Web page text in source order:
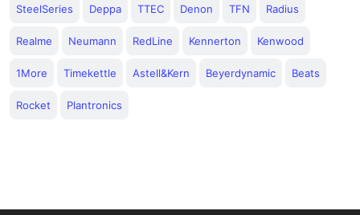
SteelSeries Deppa TTEC Denon TFN Radius
Realme Neumann RedLine Kennerton Kenwood
1More Timekettle Astell&Kern Beyerdynamic Beats
Rocket Plantronics